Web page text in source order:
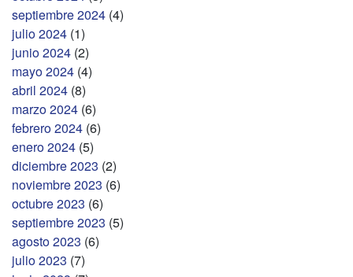
septiembre 2024 (4)
julio 2024 (1)
junio 2024 (2)
mayo 2024 (4)
abril 2024 (8)
marzo 2024 (6)
febrero 2024 (6)
enero 2024 (5)
diciembre 2023 (2)
noviembre 2023 (6)
octubre 2023 (6)
septiembre 2023 (5)
agosto 2023 (6)
julio 2023 (7)